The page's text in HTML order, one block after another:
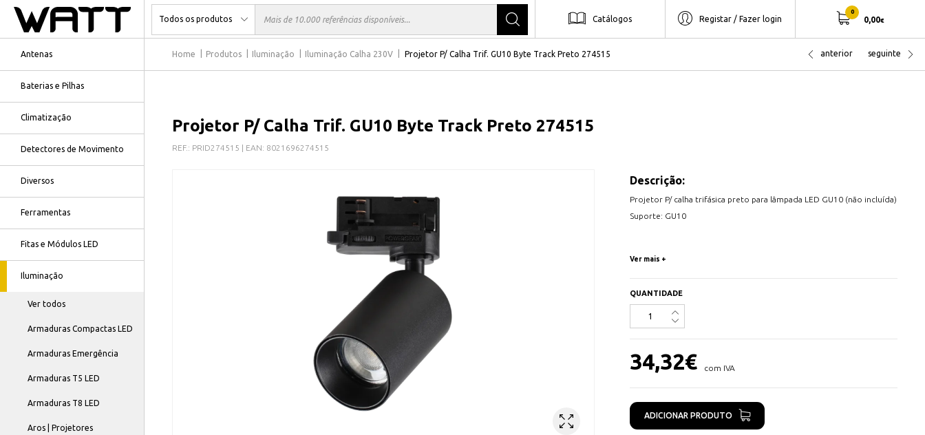
Antenas
Baterias e Pilhas
Climatização
Detectores de Movimento
Diversos
Ferramentas
Fitas e Módulos LED
Iluminação
Ver todos
Armaduras Compactas LED
Armaduras Emergência
Armaduras T5 LED
Armaduras T8 LED
Aros | Projetores
Catálogos Registar / Fazer login
0
0,00€
Home Produtos Iluminação Iluminação Calha 230V Projetor P/ Calha Trif. GU10 Byte Track Preto 274515 anterior seguinte
Projetor P/ Calha Trif. GU10 Byte Track Preto 274515
REF.: PRID274515 | EAN: 8021696274515
Descrição:
Projetor P/ calha trifásica preto para lâmpada LED GU10 (não incluída)
Suporte: GU10
Ver mais +
QUANTIDADE
34,32€ com IVA
ADICIONAR PRODUTO